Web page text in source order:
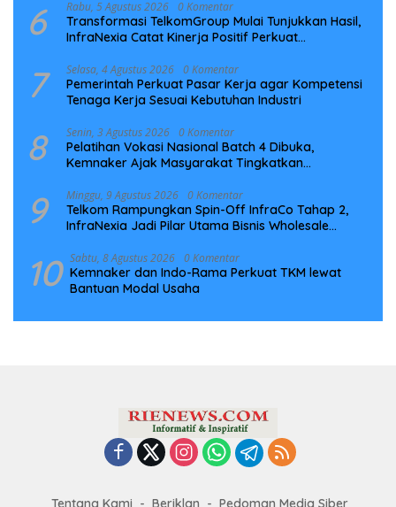
6 Rabu, 5 Agustus 2026 0 Komentar
Transformasi TelkomGroup Mulai Tunjukkan Hasil,
InfraNexia Catat Kinerja Positif Perkuat
7 Selasa, 4 Agustus 2026 0 Komentar
Pemerintah Perkuat Pasar Kerja agar Kompetensi
Tenaga Kerja Sesuai Kebutuhan Industri
8 Senin, 3 Agustus 2026 0 Komentar
Pelatihan Vokasi Nasional Batch 4 Dibuka,
Kemnaker Ajak Masyarakat Tingkatkan
9 Minggu, 9 Agustus 2026 0 Komentar
Telkom Rampungkan Spin-Off InfraCo Tahap 2,
InfraNexia Jadi Pilar Utama Bisnis Wholesale
10 Sabtu, 8 Agustus 2026 0 Komentar
Kemnaker dan Indo-Rama Perkuat TKM lewat
Bantuan Modal Usaha
Tentang Kami Beriklan Pedoman Media Siber